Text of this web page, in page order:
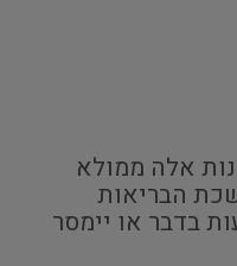
אלה ממולא
הבריאות
בדבר או יימסר